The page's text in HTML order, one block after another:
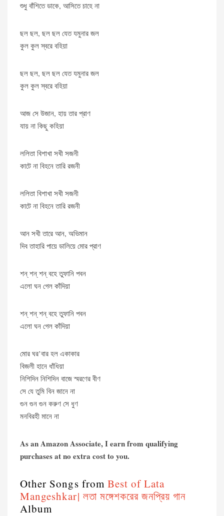
শুধু বাঁশিতে ডাকে, আসিতে চাহে না
ছল ছল, ছল ছল যেত যমুনার জল
কুল কুল স্বরে বহিয়া
ছল ছল, ছল ছল যেত যমুনার জল
কুল কুল স্বরে বহিয়া
আজ সে উজান, হায় তার প্রাণ
যায় না কিছু কহিয়া
ললিতা বিশাখা সখী সজনী
কাটে না বিহনে তারি রজনী
ললিতা বিশাখা সখী সজনী
কাটে না বিহনে তারি রজনী
আন সখী তারে আন, অভিমান
দিব তাহারি পায়ে ডালিয়ে মোর প্রাণ
শন্ শন্ শন্ বহে তুফানি পবন
এলো ঘন গেল কাঁদিয়া
শন্ শন্ শন্ বহে তুফানি পবন
এলো ঘন গেল কাঁদিয়া
মোর ঘর’বার হল একাকার
বিজলী হানে ধাঁধিয়া
নিশিদিন নিশিদিন বাজে স্মরণের বীণ
সে যে তুমি বিন জানে না
গুন গুন গুন করুণ সে ধুণ
মনবিরহী মানে না
As an Amazon Associate, I earn from qualifying
purchases at no extra cost to you.
Other Songs from Best of Lata
Mangeshkar| লতা মঙ্গেশকরের জনপ্রিয় গান
Album